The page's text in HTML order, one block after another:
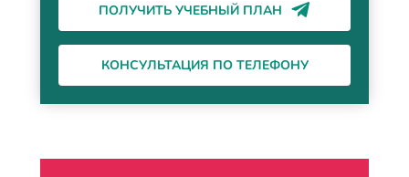
ПОЛУЧИТЬ УЧЕБНЫЙ ПЛАН
КОНСУЛЬТАЦИЯ ПО ТЕЛЕФОНУ